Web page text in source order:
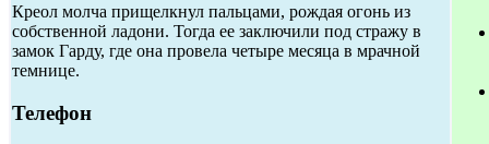
Креол молча прищелкнул пальцами, рождая огонь из
собственной ладони. Тогда ее заключили под стражу в
замок Гарду, где она провела четыре месяца в мрачной
темнице.
Телефон